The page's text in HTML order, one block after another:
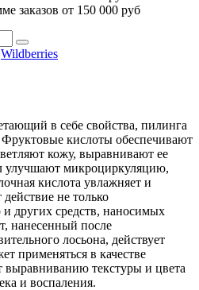
заказов от 150 000 руб
Wildberries
в себе свойства, пилинга
кислоты обеспечивают
кожу, выравнивают ее
улучшают микроциркуляцию,
кислота увлажняет и
не только
других средств, наносимых
нанесенный после
лосьона, действует
применяться в качестве
выравниванию текстуры и цвета
и воспаления.